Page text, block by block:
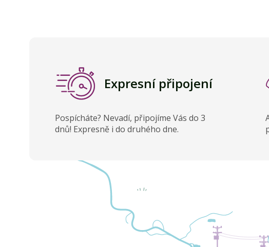
Expresní připojení
Pospícháte? Nevadí, připojíme Vás do 3
dnů! Expresně i do druhého dne.